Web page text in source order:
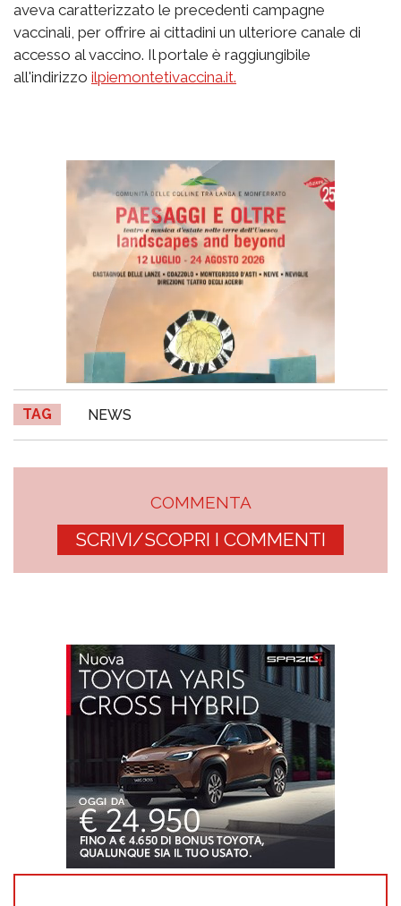
aveva caratterizzato le precedenti campagne
vaccinali, per offrire ai cittadini un ulteriore canale di
accesso al vaccino. Il portale è raggiungibile
all'indirizzo ilpiemontetivaccina.it.
TAG NEWS
COMMENTA
SCRIVI/SCOPRI I COMMENTI